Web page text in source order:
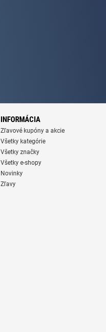
INFORMÁCIA
Zľavové kupóny a akcie
Všetky kategórie
Všetky značky
Všetky e-shopy
Novinky
Zľavy